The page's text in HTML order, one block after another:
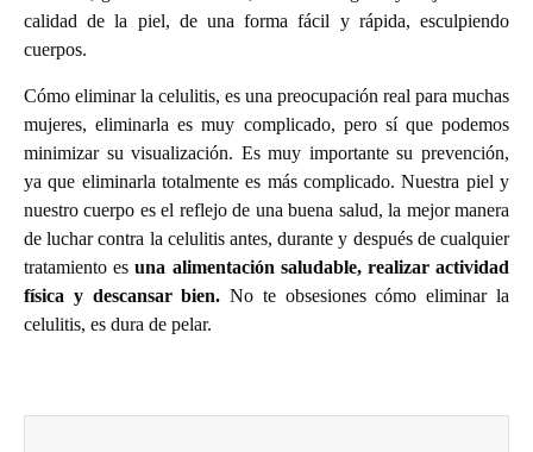
calidad de la piel, de una forma fácil y rápida, esculpiendo
cuerpos.
Cómo eliminar la celulitis, es una preocupación real para muchas
mujeres, eliminarla es muy complicado, pero sí que podemos
minimizar su visualización. Es muy importante su prevención,
ya que eliminarla totalmente es más complicado. Nuestra piel y
nuestro cuerpo es el reflejo de una buena salud, la mejor manera
de luchar contra la celulitis antes, durante y después de cualquier
tratamiento esuna alimentación saludable, realizar actividad
física y descansar bien.No te obsesiones cómo eliminar la
celulitis, es dura de pelar.